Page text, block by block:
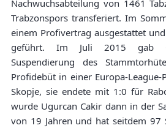
Nachwuchsabteilung von 1461
Trabzonspors transferiert. Im
einem Profivertrag ausgestattet
geführt. Im Juli 2015 gab
Suspendierung des
Profidebüt in einer Europa-League-
Skopje, sie endete mit 1:0 für
wurde Ugurcan Cakir dann in der
von 19 Jahren und hat seitdem 97